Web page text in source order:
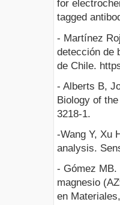
for
tagged
- Martínez
detección de
de Chile.
- Alberts B,
Biology of
3218-1.
-Wang Y, Xu
analysis.
- Gómez MB.
magnesio
en